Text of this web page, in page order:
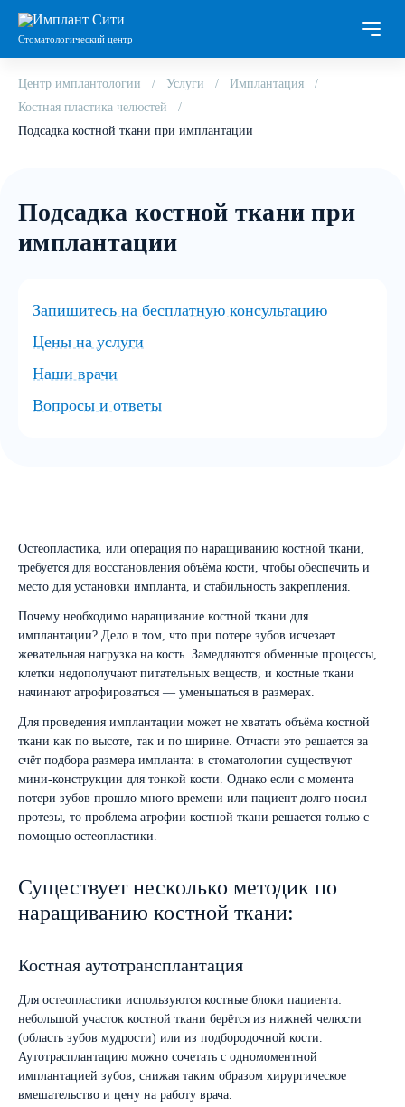
Стоматологический центр
Центр имплантологии Услуги
Имплантация
Костная пластика челюстей
Подсадка костной ткани при имплантации
Подсадка костной ткани при
имплантации
Запишитесь на бесплатную консультацию
Цены на услуги
Наши врачи
Вопросы и ответы
Остеопластика, или операция по наращиванию костной ткани,
требуется для восстановления объёма кости, чтобы обеспечить и
место для установки импланта, и стабильность закрепления.
Почему необходимо наращивание костной ткани для
имплантации? Дело в том, что при потере зубов исчезает
жевательная нагрузка на кость. Замедляются обменные процессы,
клетки недополучают питательных веществ, и костные ткани
начинают атрофироваться — уменьшаться в размерах.
Для проведения имплантации может не хватать объёма костной
ткани как по высоте, так и по ширине. Отчасти это решается за
счёт подбора размера импланта: в стоматологии существуют
мини-конструкции для тонкой кости. Однако если с момента
потери зубов прошло много времени или пациент долго носил
протезы, то проблема атрофии костной ткани решается только с
помощью остеопластики.
Существует несколько методик по
наращиванию костной ткани:
Костная аутотрансплантация
Для остеопластики используются костные блоки пациента:
небольшой участок костной ткани берётся из нижней челюсти
(область зубов мудрости) или из подбородочной кости.
Аутотрасплантацию можно сочетать с одномоментной
имплантацией зубов, снижая таким образом хирургическое
вмешательство и цену на работу врача.